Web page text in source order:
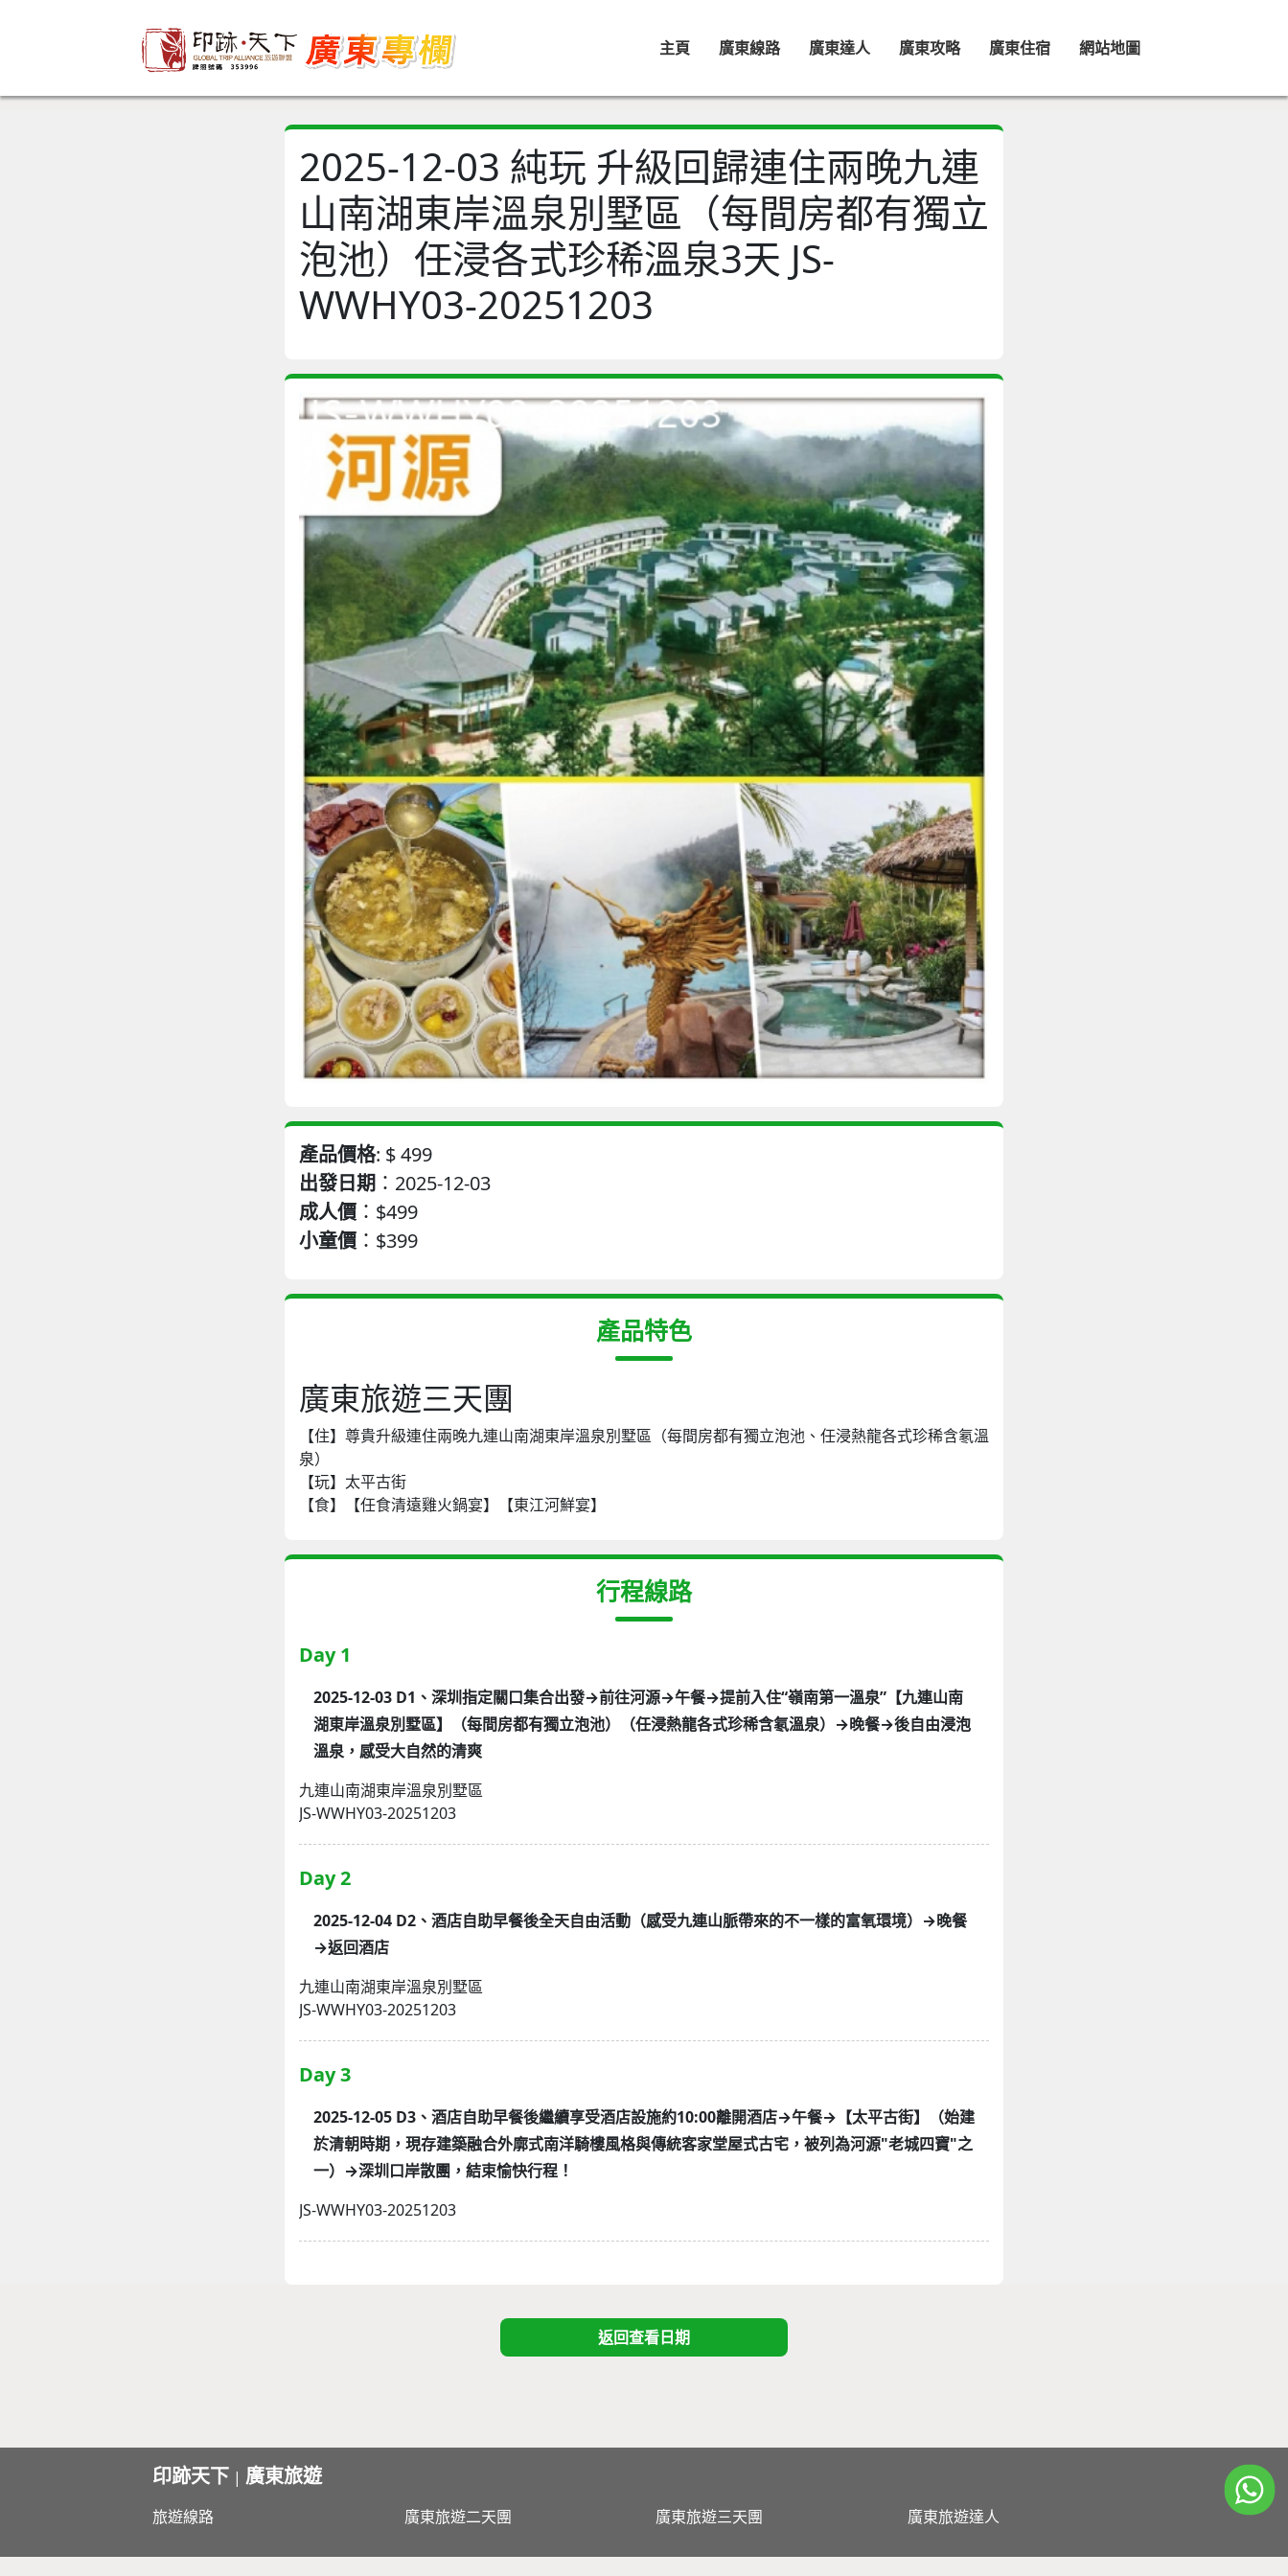
網站地圖
廣東住宿
廣東攻略
廣東達人
廣東線路
主頁
2025-12-03 純玩 升級回歸連住兩晚九連
山南湖東岸溫泉別墅區（每間房都有獨立
泡池）任浸各式珍稀溫泉3天 JS-
WWHY03-20251203
產品價格: $499
出發日期 ：2025-12-03
成人價 ： $499
小童價 ： $399
產品特色
廣東旅遊三天團
【住】尊貴升級連住兩晚九連山南湖東岸溫泉別墅區（每間房都有獨立泡池、任浸熱龍各式珍稀含氡溫
泉）
【玩】太平古街
【食】【任食清遠雞火鍋宴】【東江河鮮宴】
行程線路
Day 1
2025-12-03 D1、深圳指定關口集合出發→前往河源→午餐→提前入住“嶺南第一溫泉”【九連山南
湖東岸溫泉別墅區】（每間房都有獨立泡池）（任浸熱龍各式珍稀含氡溫泉）→晚餐→後自由浸泡
溫泉，感受大自然的清爽
九連山南湖東岸溫泉別墅區
JS-WWHY03-20251203
Day 2
2025-12-04 D2、酒店自助早餐後全天自由活動（感受九連山脈帶來的不一樣的富氧環境）→晚餐
→返回酒店
九連山南湖東岸溫泉別墅區
JS-WWHY03-20251203
Day 3
2025-12-05 D3、酒店自助早餐後繼續享受酒店設施約10:00離開酒店→午餐→【太平古街】（始建
於清朝時期，現存建築融合外廓式南洋騎樓風格與傳統客家堂屋式古宅，被列為河源"老城四寶"之
一）→深圳口岸散團，結束愉快行程！
JS-WWHY03-20251203
返回查看日期
印跡天下 | 廣東旅遊
旅遊線路 廣東旅遊二天團 廣東旅遊三天團 廣東旅遊達人